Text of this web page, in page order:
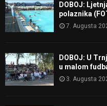
DOBOJ:
polaznika
7. Augusta
DOBOJ: U
u malom
3. Augusta